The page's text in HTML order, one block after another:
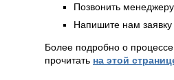
Позвонить
Напишите нам
Более подробно о
прочитать на этой